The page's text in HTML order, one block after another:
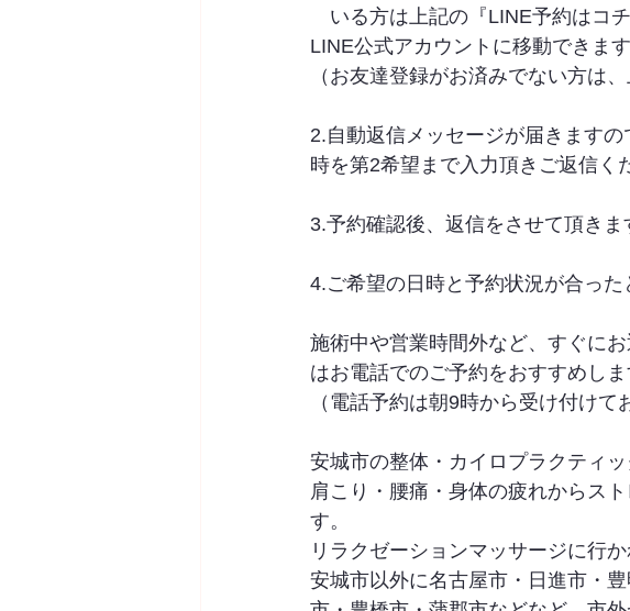
いる方は上記の『LINE予約はコ
LINE公式アカウントに移動できます
（お友達登録がお済みでない方は
2.自動返信メッセージが届きます
時を第2希望まで入力頂きご返信く
3.予約確認後、返信をさせて頂きま
4.ご希望の日時と予約状況が合った
施術中や営業時間外など、すぐに
はお電話でのご予約をおすすめしま
（電話予約は朝9時から受け付けて
安城市の整体・カイロプラクティ
肩こり・腰痛・身体の疲れからス
す。
リラクゼーションマッサージに行
安城市以外に名古屋市・日進市・